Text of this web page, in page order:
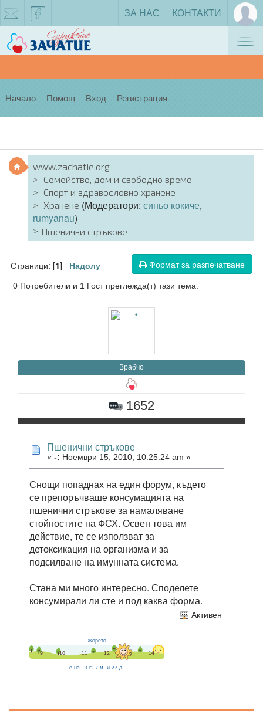
facebook
ЗА НАС КОНТАКТИ
Начало Помощ Вход Регистрация
www.zachatie.org
Семейство, дом и свободно време
Спорт и здравословно хранене
Хранене (Модератори: синьо кокиче,
rumyanau)
Пшенични стръкове
Формат за разпечатване
Страници: [1] Надолу
0 Потребители и 1 Гост преглежда(т) тази тема.
Врабчо
1652
Пшенични стръкове
« -: Ноември 15, 2010, 10:25:24 am »
Снощи попаднах на един форум, където
се препоръчваше консумацията на
пшенични стръкове за намаляване
стойностите на ФСХ. Освен това им
действие, те се използват за
детоксикация на организма и за
подсилване на имунната система.
Стана ми много интересно. Споделете
консумирали ли сте и под каква форма.
Активен